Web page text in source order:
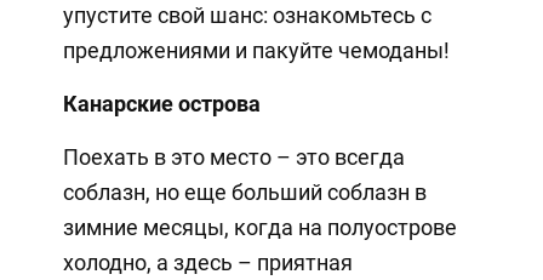
упустите свой шанс: ознакомьтесь с
предложениями и пакуйте чемоданы!
Канарские острова
Поехать в это место – это всегда
соблазн, но еще больший соблазн в
зимние месяцы, когда на полуострове
холодно, а здесь – приятная